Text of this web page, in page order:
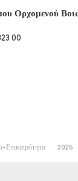
Ορχομενού
00
Επικαιρότητα 2025